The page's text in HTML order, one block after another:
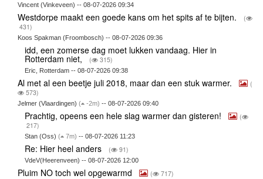
Vincent (Vinkeveen) -- 08-07-2026 09:34
Westdorpe maakt een goede kans om het spits af te bijten.
(
431)
Koos Spakman (Froombosch) -- 08-07-2026 09:36
idd, een zomerse dag moet lukken vandaag. Hier in
Rotterdam niet, ( 315)
Eric, Rotterdam -- 08-07-2026 09:38
Al met al een beetje juli 2018, maar dan een stuk warmer.
(
573)
Jelmer (Vlaardingen) ( -2m) -- 08-07-2026 09:40
Prachtig, opeens een hele slag warmer dan gisteren!
(
217)
Stan (Oss)( 7m) -- 08-07-2026 11:23
Re: Hier heel anders ( 91)
VdeV(Heerenveen) -- 08-07-2026 12:00
Pluim NO toch wel opgewarmd ( 717)